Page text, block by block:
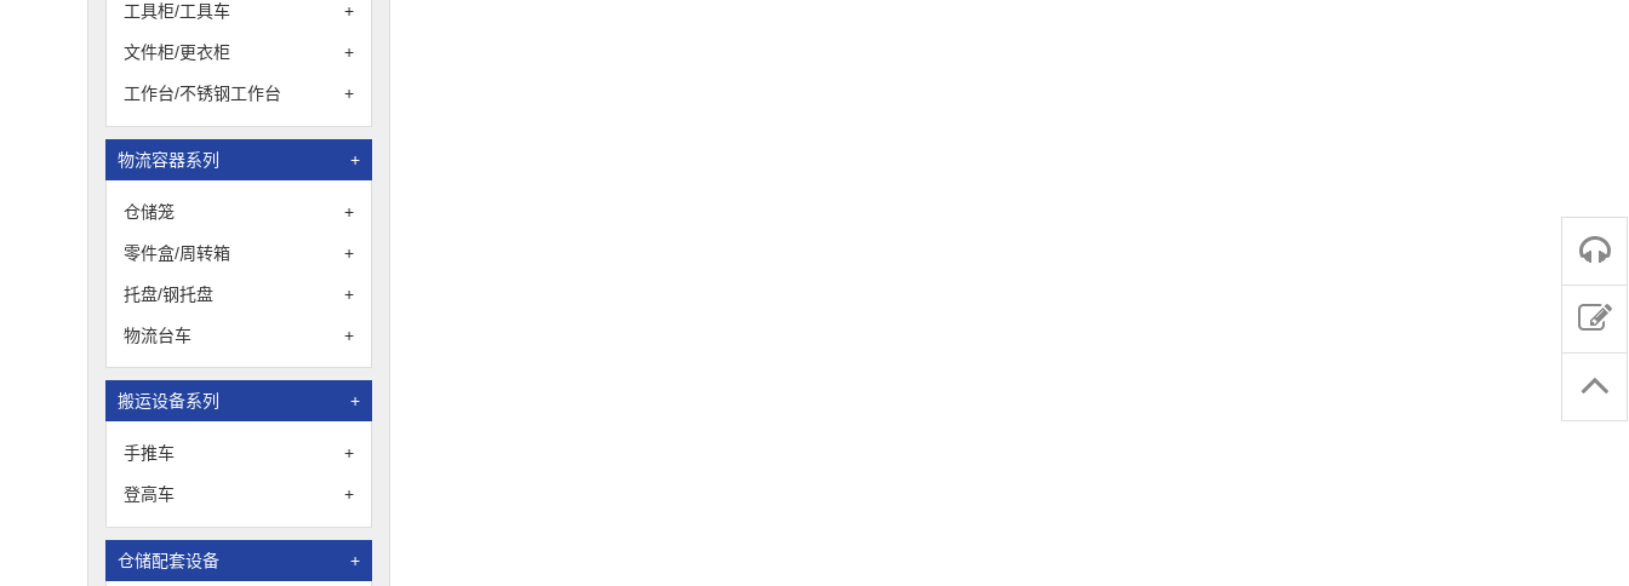
工具柜/工具车 +
文件柜/更衣柜 +
工作台/不锈钢工作台 +
物流容器系列 +
仓储笼 +
零件盒/周转箱 +
托盘/钢托盘 +
物流台车 +
搬运设备系列 +
手推车 +
登高车 +
仓储配套设备 +